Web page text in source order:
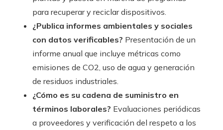
para recuperar y reciclar dispositivos.
¿Publica informes ambientales y sociales
con datos verificables? Presentación de un
informe anual que incluye métricas como
emisiones de CO2, uso de agua y generación
de residuos industriales.
¿Cómo es su cadena de suministro en
términos laborales? Evaluaciones periódicas
a proveedores y verificación del respeto a los